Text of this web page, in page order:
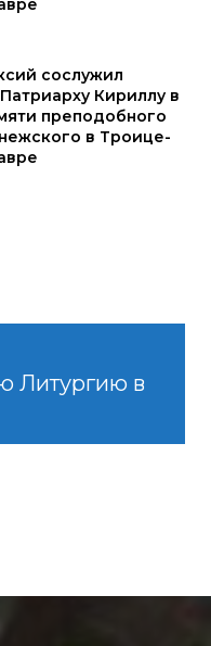
сослужил
Кириллу в
преподобного
в Троице-
Литургию в